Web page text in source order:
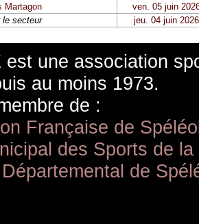
Martagon
ven. 05 juin
le secteur jeu. 04 juin 2026
est une association
au moins 1973.
de :
Française de
des Sports de
de